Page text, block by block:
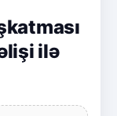
ilə